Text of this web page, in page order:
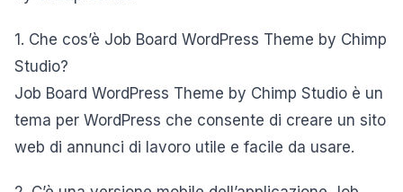
1. Che cos’è Job Board WordPress Theme by Chimp
Studio?
Job Board WordPress Theme by Chimp Studio è un
tema per WordPress che consente di creare un sito
web di annunci di lavoro utile e facile da usare.